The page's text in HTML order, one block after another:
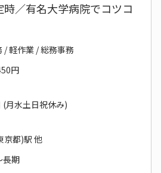
／有名大学病院でコツコ
/ 軽作業 / 総務事務
円
(月水土日祝休み)
京都)駅 他
長期